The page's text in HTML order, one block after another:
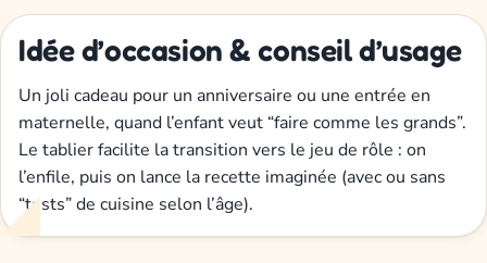
Idée d’occasion & conseil d’usage
Un joli cadeau pour un anniversaire ou une entrée en
maternelle, quand l’enfant veut “faire comme les grands”.
Le tablier facilite la transition vers le jeu de rôle : on
l’enfile, puis on lance la recette imaginée (avec ou sans
“tests” de cuisine selon l’âge).